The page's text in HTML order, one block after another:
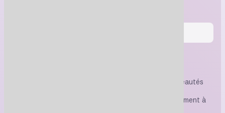
Tous les jeudis dès 10 h, découvrez les nouveautés
Bénéficiez de rabais exclusifs réservés uniquement à